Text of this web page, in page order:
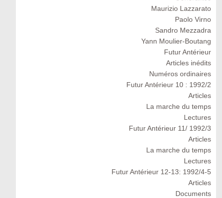
Maurizio Lazzarato
Paolo Virno
Sandro Mezzadra
Yann Moulier-Boutang
Futur Antérieur
Articles inédits
Numéros ordinaires
Futur Antérieur 10 : 1992/2
Articles
La marche du temps
Lectures
Futur Antérieur 11/ 1992/3
Articles
La marche du temps
Lectures
Futur Antérieur 12-13: 1992/4-5
Articles
Documents